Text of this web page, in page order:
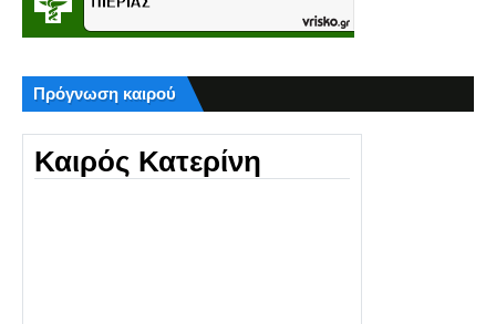
Πρόγνωση καιρού
Καιρός Κατερίνη